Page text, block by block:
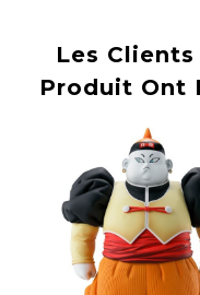
Les
Produit Ont